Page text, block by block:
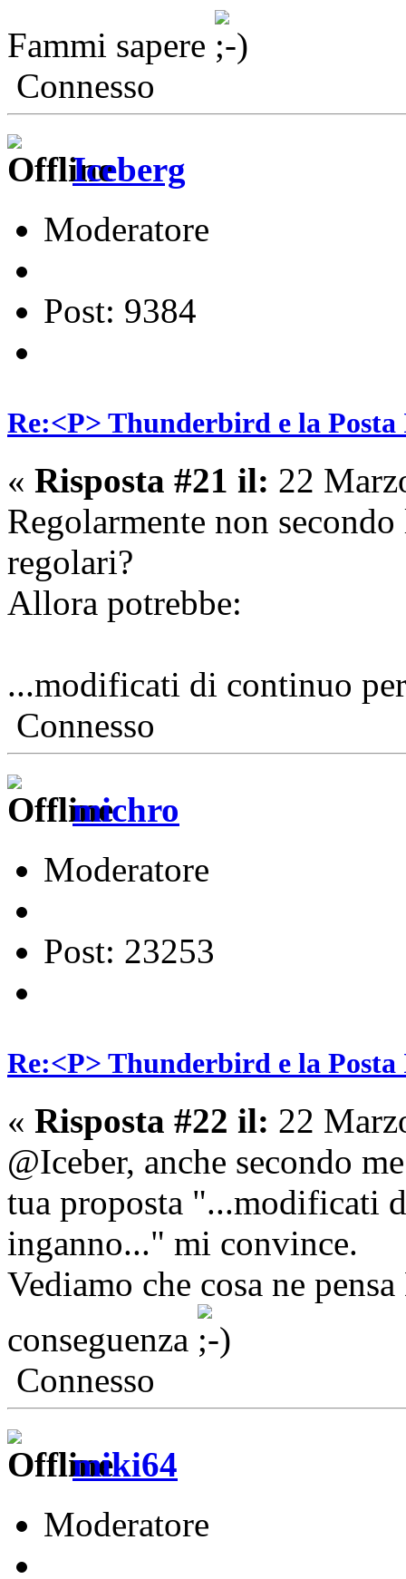
Fammi sapere
Connesso
Iceberg
Moderatore
Post: 9384
Re:<P> Thunderbird e la
« Risposta #21 il: 22
Regolarmente non
regolari?
Allora potrebbe:
...modificati di continuo
Connesso
michro
Moderatore
Post: 23253
Re:<P> Thunderbird e la
« Risposta #22 il: 22
@Iceber, anche secondo
tua proposta "...modificati
inganno..." mi convince.
Vediamo che cosa ne
conseguenza
Connesso
miki64
Moderatore